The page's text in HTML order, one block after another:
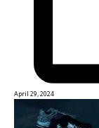
April 29, 2024